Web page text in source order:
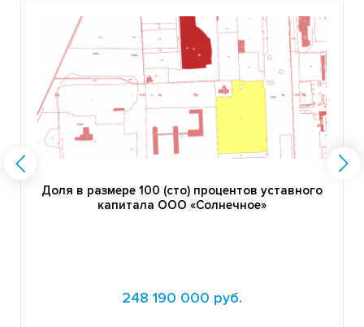
Доля в размере 100 (сто) процентов уставного
капитала ООО «Солнечное»
248 190 000 руб.